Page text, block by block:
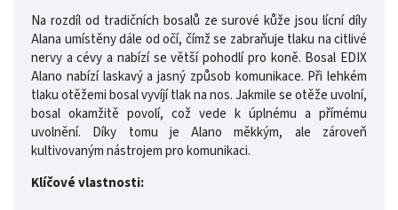
Na rozdíl od tradičních bosalů ze surové kůže jsou lícní díly
Alana umístěny dále od očí, čímž se zabraňuje tlaku na citlivé
nervy a cévy a nabízí se větší pohodlí pro koně. Bosal EDIX
Alano nabízí laskavý a jasný způsob komunikace. Při lehkém
tlaku otěžemi bosal vyvíjí tlak na nos. Jakmile se otěže uvolní,
bosal okamžitě povolí, což vede k úplnému a přímému
uvolnění. Díky tomu je Alano měkkým, ale zároveň
kultivovaným nástrojem pro komunikaci.
Klíčové vlastnosti: